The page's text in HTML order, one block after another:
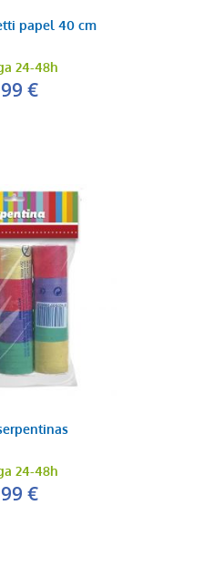
papel 40 cm
24-48h
€
24-48h
€